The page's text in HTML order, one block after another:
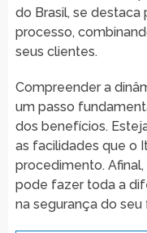
do Brasil, se
processo,
seus clientes.
Compreender a
um passo
dos benefícios.
as facilidades que o
procedimento.
pode fazer toda a
na segurança do seu